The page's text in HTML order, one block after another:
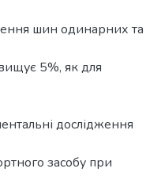
шин одинарних та
5%, як для
дослідження
засобу при